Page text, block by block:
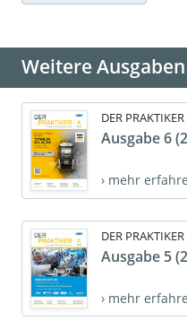
Weitere Ausgaben
DER PRAKTIKER
Ausgabe 6
› mehr
DER PRAKTIKER
Ausgabe 5
› mehr